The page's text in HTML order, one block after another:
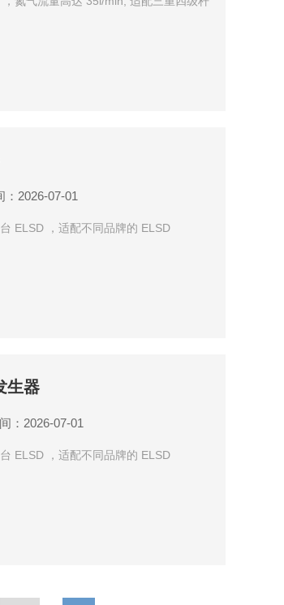
：2026-07-01
ELSD ，适配不同品牌的 ELSD
生器
：2026-07-01
ELSD ，适配不同品牌的 ELSD